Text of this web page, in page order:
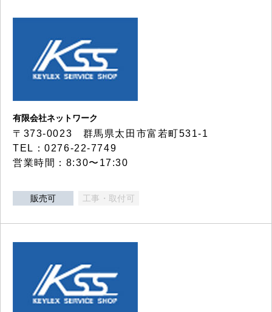
有限会社ネットワーク
〒373-0023 群馬県太田市富若町531-1
TEL：0276-22-7749
営業時間：8:30〜17:30
販売可 工事・取付可